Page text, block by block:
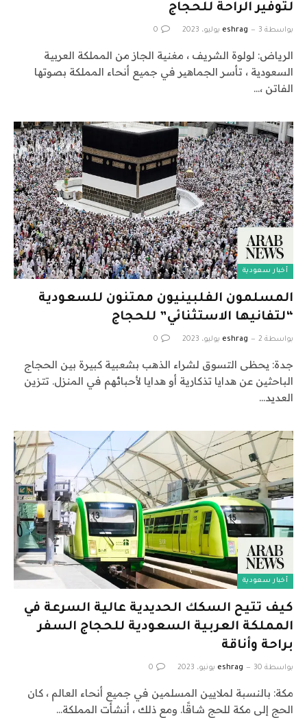
لتوفير الراحة للحجاج
بواسطة eshrag 3 يوليو، 2023 0
الرياض: لولوة الشريف ، مغنية الجاز من المملكة العربية
السعودية ، تأسر الجماهير في جميع أنحاء المملكة بصوتها
الفاتن ،…
أخبار سعودية
المسلمون الفلبينيون ممتنون للسعودية
“لتفانيها الاستثنائي” للحجاج
بواسطة eshrag 2 يوليو، 2023 0
جدة: يحظى التسوق لشراء الذهب بشعبية كبيرة بين الحجاج
الباحثين عن هدايا تذكارية أو هدايا لأحبائهم في المنزل. تتزين
العديد…
أخبار سعودية
كيف تتيح السكك الحديدية عالية السرعة في
المملكة العربية السعودية للحجاج السفر
براحة وأناقة
بواسطة eshrag 30 يونيو، 2023 0
مكة: بالنسبة لملايين المسلمين في جميع أنحاء العالم ، كان
الحج إلى مكة للحج شاقًا. ومع ذلك ، أنشأت المملكة…